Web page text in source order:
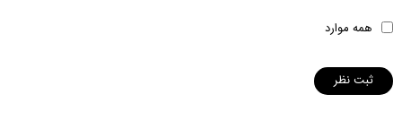
همه موارد